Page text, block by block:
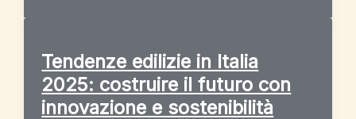
Tendenze edilizie in Italia
2025: costruire il futuro con
innovazione e sostenibilità